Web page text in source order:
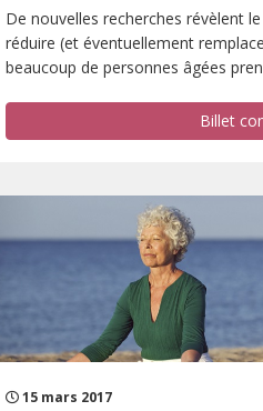
De nouvelles recherches révèlent
réduire (et éventuellement
beaucoup de personnes âgées
Billet
15 mars 2017